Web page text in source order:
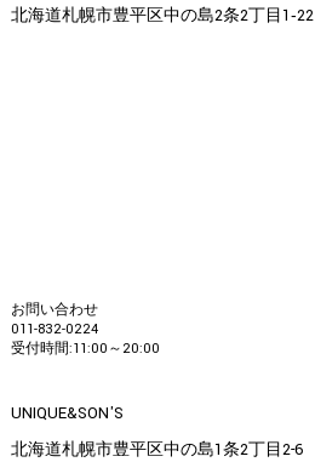
北海道札幌市豊平区中の島2条2丁目1‐22
お問い合わせ
011-832-0224
受付時間:11:00～20:00
UNIQUE&SON'S
北海道札幌市豊平区中の島1条2丁目2-6